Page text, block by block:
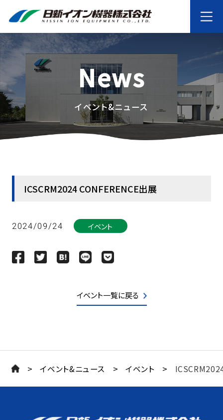
News
イベント&ニュース
ICSCRM2024 CONFERENCE出展
2024/09/24 イベント
イベント一覧に戻る
> イベント&ニュース > イベント >